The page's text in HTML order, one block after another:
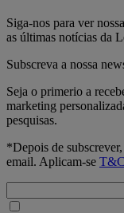
Siga-nos para ver
as últimas notícias da
Subscreva a nossa
Seja o primerio a
marketing
pesquisas.
*Depois de
email. Aplicam-se T&C